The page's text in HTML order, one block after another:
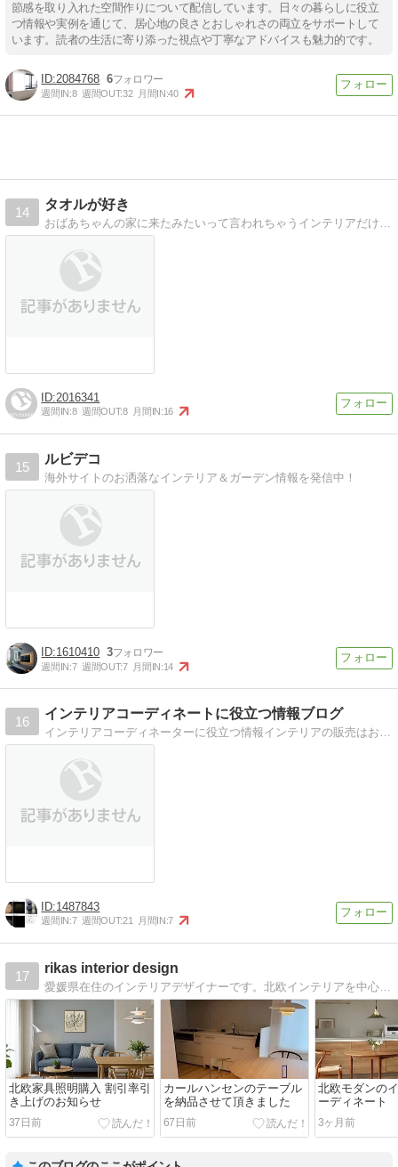
節感を取り入れた空間作りについて配信しています。日々の暮らしに役立
つ情報や実例を通じて、居心地の良さとおしゃれさの両立をサポートして
います。読者の生活に寄り添った視点や丁寧なアドバイスも魅力的です。
2084768 6
週間IN:8 週間OUT:32 月間IN:40
14
タオルが好き
おばあちゃんの家に来たみたいって言われちゃうインテリアだけど、タオルだけにはこだわっちゃうblog
2016341
週間IN:8 週間OUT:8 月間IN:16
15
ルビデコ
海外サイトのお洒落なインテリア＆ガーデン情報を発信中！
1610410 3
週間IN:7 週間OUT:7 月間IN:14
16
インテリアコーディネートに役立つ情報ブログ
インテリアコーディネーターに役立つ情報インテリアの販売はお客様の夢を叶える素敵な仕事。多彩な知識を発信していきます。
1487843
週間IN:7 週間OUT:21 月間IN:7
17
rikas interior design
愛媛県在住のインテリアデザイナーです。北欧インテリアを中心に暮らしが楽しくなるインテリアについて書いています。
北欧家具照明購入 割引率引
き上げのお知らせ
37日前
カールハンセンのテーブル
を納品させて頂きました
67日前
北欧モダンの
ーディネート
3ヶ月前